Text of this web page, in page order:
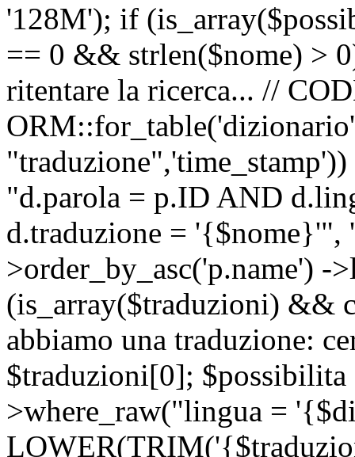
'128M'); if
== 0 && strlen($nome) >
ritentare la ricerca... //
"d.parola = p.ID AND
d.traduzione = '{$nome}'",
>order_by_asc('p.name')
(is_array($traduzioni) &&
abbiamo una traduzione:
$traduzioni[0];
>where_raw("lingua =